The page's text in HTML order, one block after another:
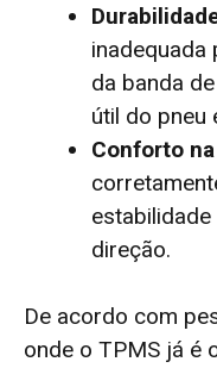
inadequada
da banda
útil do pneu
Conforto
direção.
De acordo com
onde o TPMS já é